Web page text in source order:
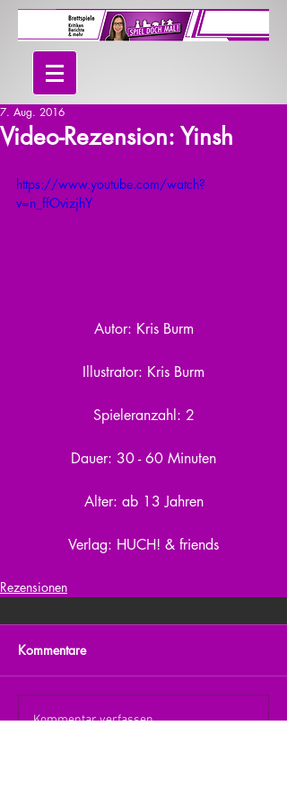
Video-Rezension: Yinsh
7. Aug. 2016
https://www.youtube.com/watch?
v=n_ffOvizjhY
Autor: Kris Burm
Illustrator: Kris Burm
Spieleranzahl: 2
Dauer: 30 - 60 Minuten
Alter: ab 13 Jahren
Verlag: HUCH! & friends
Rezensionen
Kommentare
Kommentar verfassen...